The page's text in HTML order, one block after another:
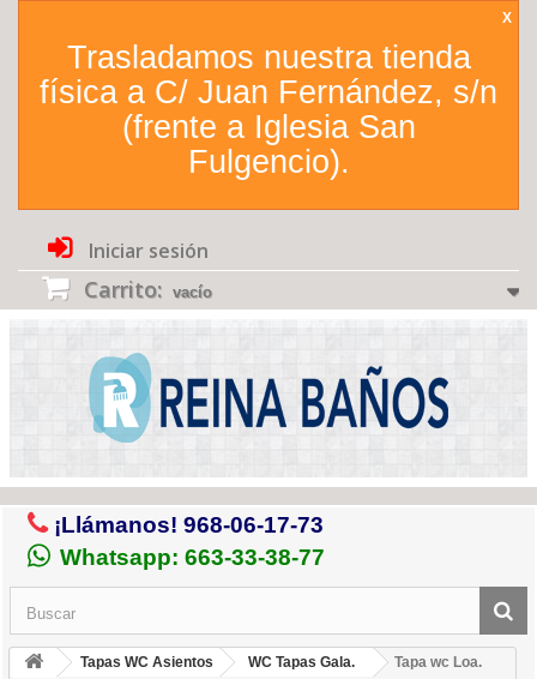
Trasladamos nuestra tienda
física a C/ Juan Fernández, s/n
(frente a Iglesia San
Fulgencio).
X
Iniciar sesión
Carrito: vacío
¡Llámanos! 968-06-17-73
Whatsapp: 663-33-38-77
Tapas WC Asientos WC Tapas Gala.
Tapa wc Loa.